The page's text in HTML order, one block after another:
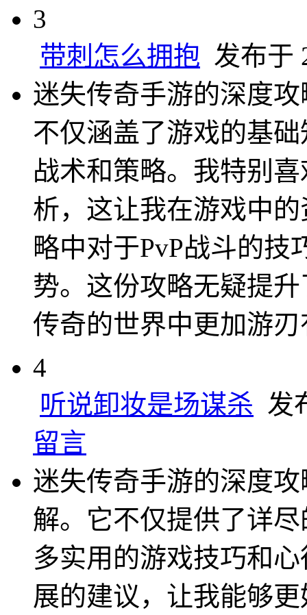
3
带刺怎么拥抱 发布于
迷失传奇手游的深度
不仅涵盖了游戏的基
战术和策略。我特别
析，这让我在游戏中
略中对于PvP战斗的
势。这份攻略无疑提
传奇的世界中更加游
4
听说卸妆是场谋杀 发
留言
迷失传奇手游的深度
解。它不仅提供了详
多实用的游戏技巧和
展的建议，让我能够